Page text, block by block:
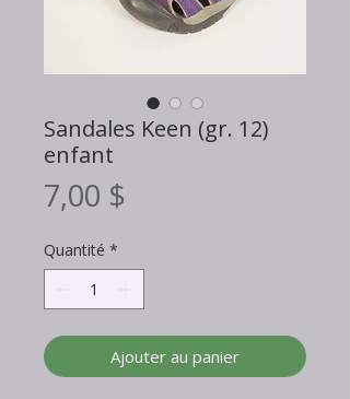
Sandales Keen (gr. 12)
enfant
7,00 $
Quantité *
Ajouter au panier